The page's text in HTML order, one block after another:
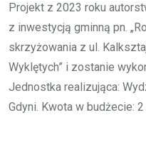
Projekt z 2023 roku
z inwestycją gminną pn.
skrzyżowania z ul.
Wyklętych” i zostanie
Jednostka realizująca:
Gdyni. Kwota w budżecie: 2